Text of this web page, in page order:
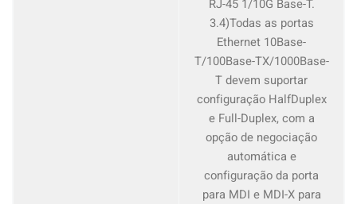
RJ-45 1/10G Base-T.
3.4)Todas as portas
Ethernet 10Base-
T/100Base-TX/1000Base-
T devem suportar
configuração HalfDuplex
e Full-Duplex, com a
opção de negociação
automática e
configuração da porta
para MDI e MDI-X para